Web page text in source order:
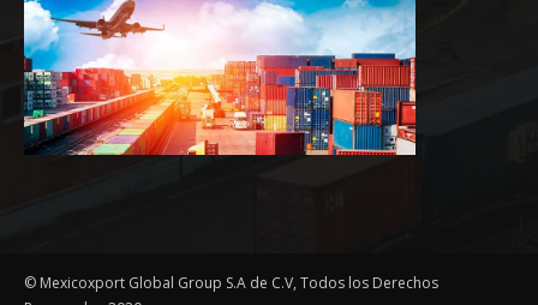
© Mexicoxport Global Group S.A de C.V, Todos los Derechos